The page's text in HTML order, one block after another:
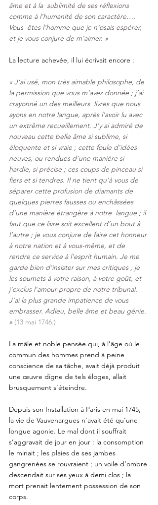
âme et à la  sublimité de ses réflexions
comme à l’humanité de son caractère….
Vous  êtes l’homme que je n’osais espérer,
et je vous conjure de m’aimer. »
La lecture achevée, il lui écrivait encore :
« J’ai usé, mon très aimable philosophe, de
la permission que vous m’avez donnée ; j’ai
crayonné un des meilleurs  livres que nous
ayons en notre langue, après l’avoir lu avec
un extrême recueillement. J’y ai admiré de
nouveau cette belle âme si sublime, si
éloquente et si vraie ; cette foule d’idées
neuves, ou rendues d’une manière si
hardie, si précise ; ces coups de pinceau si
fiers et si tendres. Il ne tient qu’à vous de
séparer cette profusion de diamants de
quelques pierres fausses ou enchâssées
d’une manière étrangère à notre  langue ; il
faut que ce livre soit excellent d’un bout à
l’autre ; je vous conjure de faire cet honneur
à notre nation et à vous-même, et de
rendre ce service à l’esprit humain. Je me
garde bien d’insister sur mes critiques ; je
les soumets à votre raison, à votre goût, et
j’exclus l’amour-propre de notre tribunal.
J’ai la plus grande impatience de vous
embrasser. Adieu, belle âme et beau génie.
» (13 mai 1746.)
La mâle et noble pensée qui, à l’âge où le
commun des hommes prend à peine
conscience de sa tâche, avait déjà produit
une œuvre digne de tels éloges, allait
brusquement s’éteindre.
Depuis son Installation à Paris en mai 1745,
la vie de Vauvenargues n’avait été qu’une
longue agonie. Le mal dont il souffrait
s’aggravait de jour en jour : la consomption
le minait ; les plaies de ses jambes
gangrenées se rouvraient ; un voile d’ombre
descendait sur ses yeux à demi clos ; la
mort prenait lentement possession de son
corps.